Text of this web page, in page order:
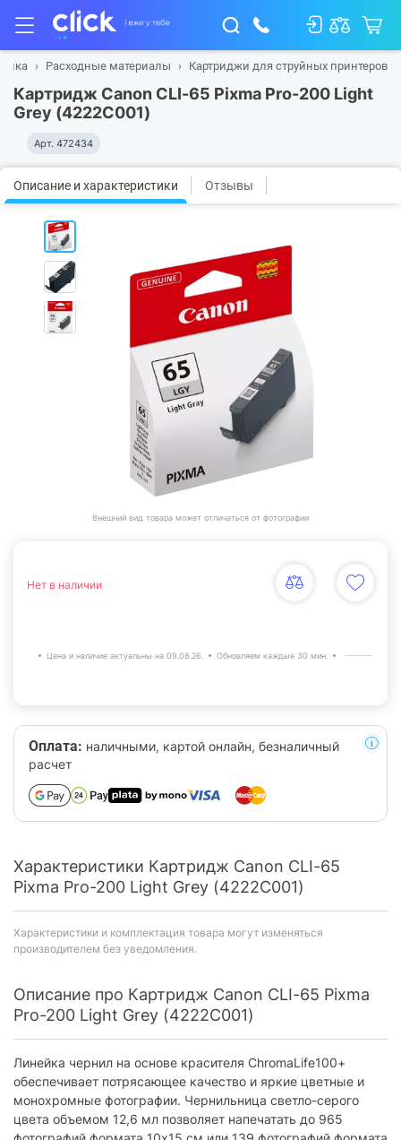
Расходные материалы Картриджи для струйных принтеров
Картридж Canon CLI-65 Pixma Pro-200 Light
Grey (4222C001)
Арт. 472434
Описание и характеристики Отзывы
Внешний вид товара может отличаться от фотографии
Нет в наличии
Цена и наличие актуальны на 09.08.26. Обновляем каждые 30 мин.
Оплата: наличными, картой онлайн, безналичный
расчет
Характеристики Картридж Canon CLI-65
Pixma Pro-200 Light Grey (4222C001)
Характеристики и комплектация товара могут изменяться
производителем без уведомления.
Описание про Картридж Canon CLI-65 Pixma
Pro-200 Light Grey (4222C001)
Линейка чернил на основе красителя ChromaLife100+
обеспечивает потрясающее качество и яркие цветные и
монохромные фотографии. Чернильница светло-серого
цвета объемом 12,6 мл позволяет напечатать до 965